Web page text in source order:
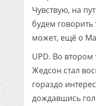
Чувствую, на
будем
может, ещё о
UPD. Во
Жедсон стал
гораздо
дождавшись